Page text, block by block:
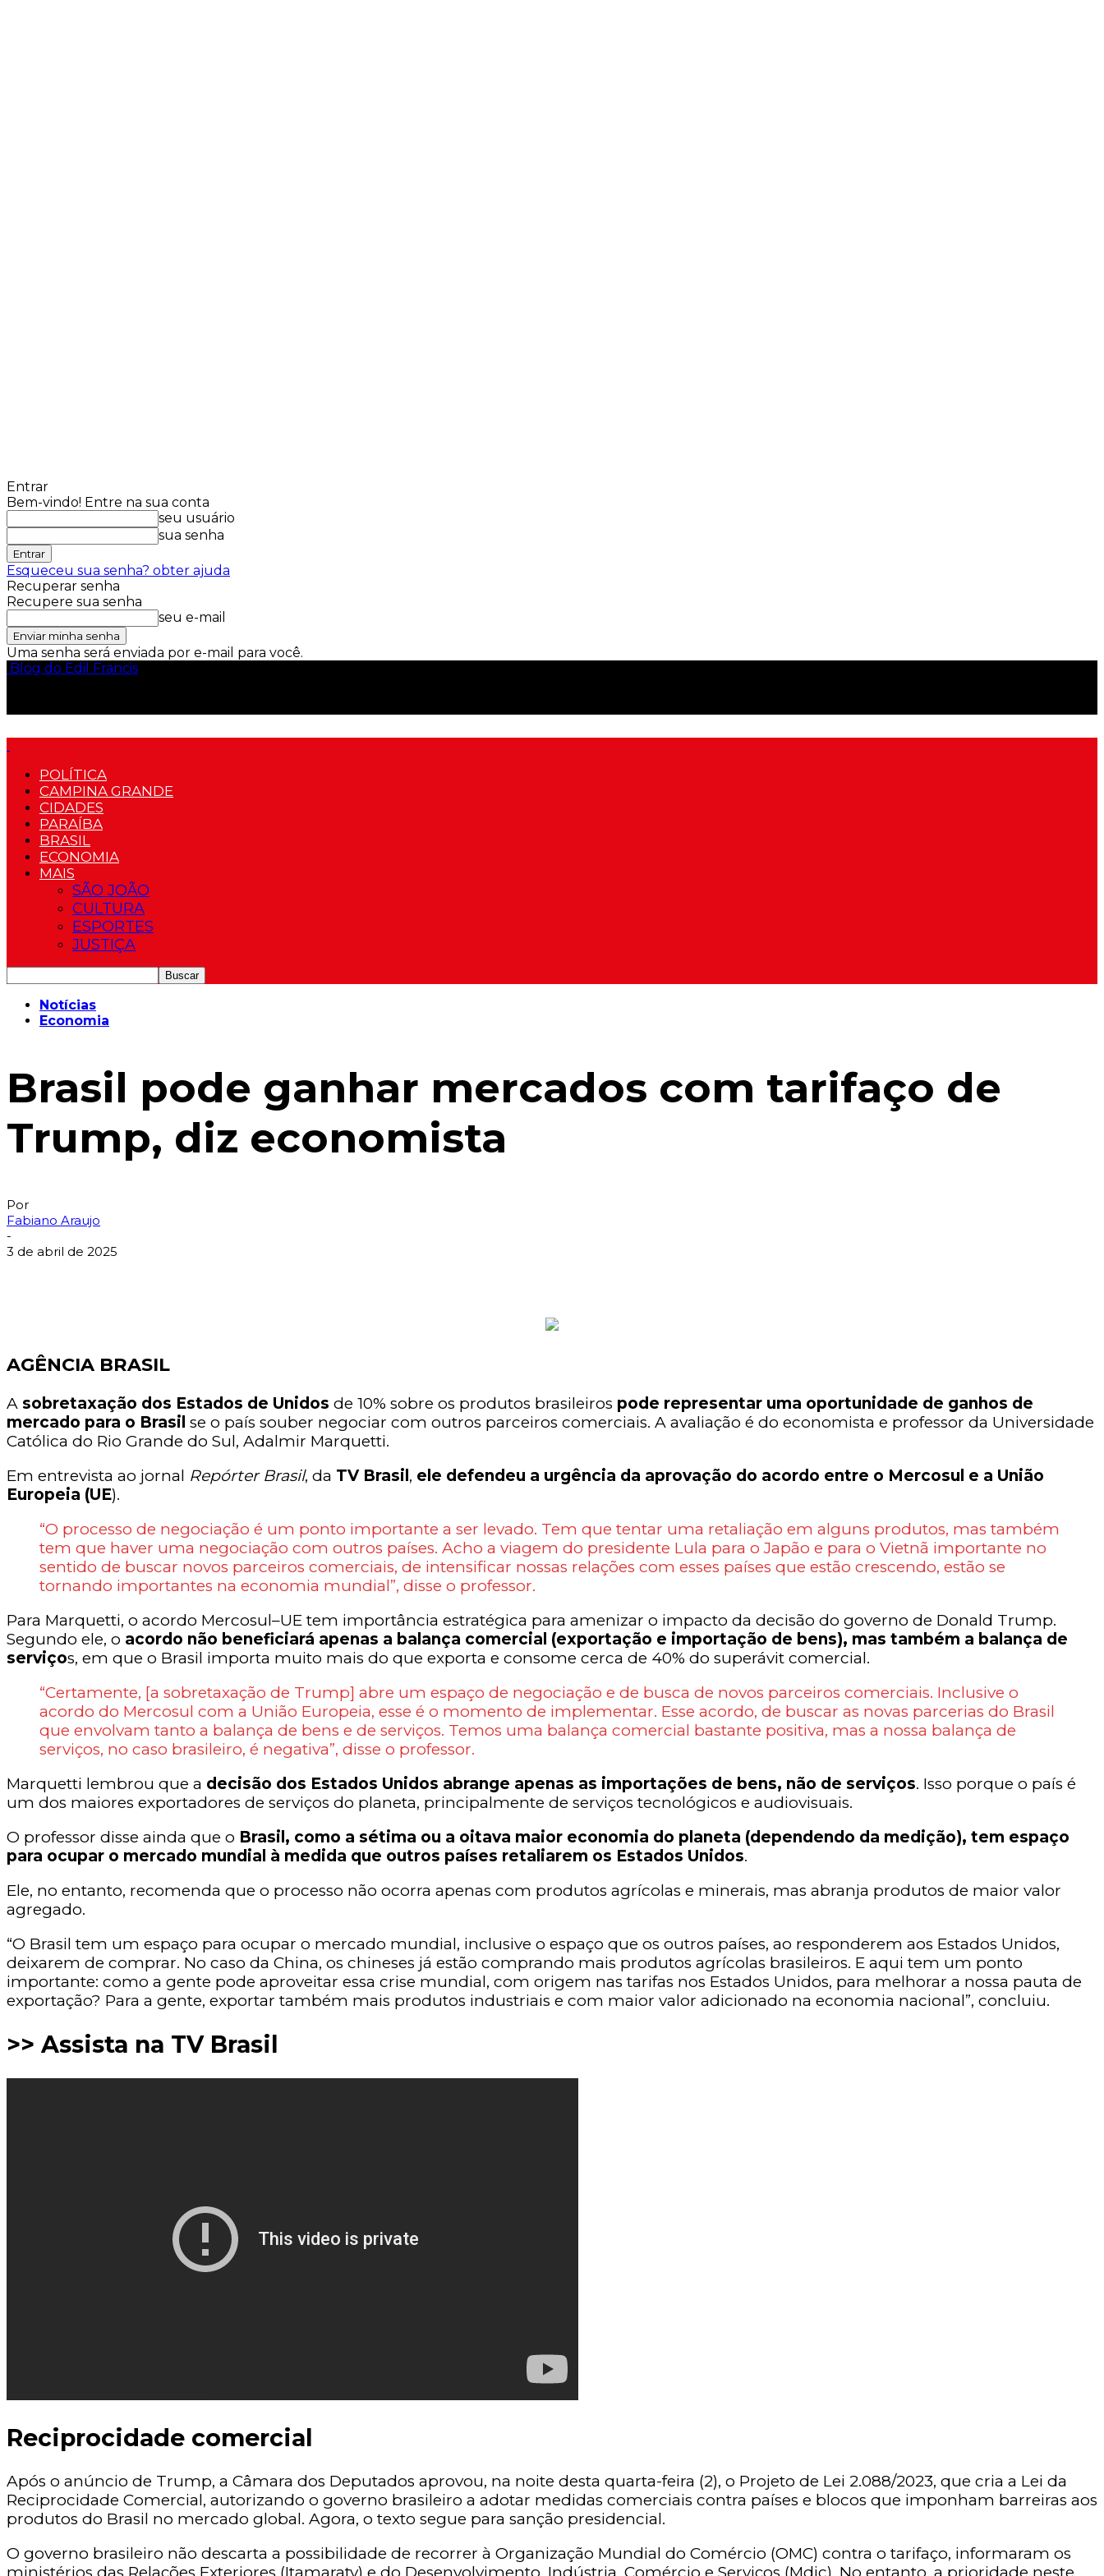
Entrar
Bem-vindo! Entre na sua conta
seu usuário
sua senha
Esqueceu sua senha? obter ajuda
Recuperar senha
Recupere sua senha
seu e-mail
Uma senha será enviada por e-mail para você.
Blog do Edil Francis
POLÍTICA
CAMPINA GRANDE
CIDADES
PARAÍBA
BRASIL
ECONOMIA
MAIS
SÃO JOÃO
CULTURA
ESPORTES
JUSTIÇA
Notícias
Economia
Brasil pode ganhar mercados com tarifaço de
Trump, diz economista
Por
Fabiano Araujo
-
3 de abril de 2025
AGÊNCIA BRASIL
A sobretaxação dos Estados de Unidos de 10% sobre os produtos brasileiros pode representar uma oportunidade de ganhos de
mercado para o Brasil se o país souber negociar com outros parceiros comerciais. A avaliação é do economista e professor da Universidade
Católica do Rio Grande do Sul, Adalmir Marquetti.
Em entrevista ao jornal Repórter Brasil, da TV Brasil , ele defendeu a urgência da aprovação do acordo entre o Mercosul e a União
Europeia (UE).
“O processo de negociação é um ponto importante a ser levado. Tem que tentar uma retaliação em alguns produtos, mas também
tem que haver uma negociação com outros países. Acho a viagem do presidente Lula para o Japão e para o Vietnã importante no
sentido de buscar novos parceiros comerciais, de intensificar nossas relações com esses países que estão crescendo, estão se
tornando importantes na economia mundial”, disse o professor.
Para Marquetti, o acordo Mercosul–UE tem importância estratégica para amenizar o impacto da decisão do governo de Donald Trump.
Segundo ele, o acordo não beneficiará apenas a balança comercial (exportação e importação de bens), mas também a balança de
serviços, em que o Brasil importa muito mais do que exporta e consome cerca de 40% do superávit comercial.
“Certamente, [a sobretaxação de Trump] abre um espaço de negociação e de busca de novos parceiros comerciais. Inclusive o
acordo do Mercosul com a União Europeia, esse é o momento de implementar. Esse acordo, de buscar as novas parcerias do Brasil
que envolvam tanto a balança de bens e de serviços. Temos uma balança comercial bastante positiva, mas a nossa balança de
serviços, no caso brasileiro, é negativa”, disse o professor.
Marquetti lembrou que a decisão dos Estados Unidos abrange apenas as importações de bens, não de serviços. Isso porque o país é
um dos maiores exportadores de serviços do planeta, principalmente de serviços tecnológicos e audiovisuais.
O professor disse ainda que o Brasil, como a sétima ou a oitava maior economia do planeta (dependendo da medição), tem espaço
para ocupar o mercado mundial à medida que outros países retaliarem os Estados Unidos.
Ele, no entanto, recomenda que o processo não ocorra apenas com produtos agrícolas e minerais, mas abranja produtos de maior valor
agregado.
“O Brasil tem um espaço para ocupar o mercado mundial, inclusive o espaço que os outros países, ao responderem aos Estados Unidos,
deixarem de comprar. No caso da China, os chineses já estão comprando mais produtos agrícolas brasileiros. E aqui tem um ponto
importante: como a gente pode aproveitar essa crise mundial, com origem nas tarifas nos Estados Unidos, para melhorar a nossa pauta de
exportação? Para a gente, exportar também mais produtos industriais e com maior valor adicionado na economia nacional”, concluiu.
>> Assista na TV Brasil
Reciprocidade comercial
Após o anúncio de Trump, a Câmara dos Deputados aprovou, na noite desta quarta-feira (2), o Projeto de Lei 2.088/2023, que cria a Lei da
Reciprocidade Comercial, autorizando o governo brasileiro a adotar medidas comerciais contra países e blocos que imponham barreiras aos
produtos do Brasil no mercado global. Agora, o texto segue para sanção presidencial.
O governo brasileiro não descarta a possibilidade de recorrer à Organização Mundial do Comércio (OMC) contra o tarifaço, informaram os